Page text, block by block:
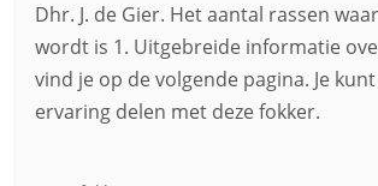
Dhr. J. de Gier. Het aantal rassen
wordt is 1. Uitgebreide informatie
vind je op de volgende pagina. Je
ervaring delen met deze fokker.